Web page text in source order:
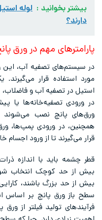
بیشتر بخوانید : لوله
دارند؟
پارامترهای مهم در ورق
در سیستم‌های تصفیه آب، این
مورد استفاده قرار می‌گیرند.
استیل در تصفیه آب و
در ورودی تصفیه‌خانه‌ها یا
ورق‌های پانچ نصب می‌شوند
قرار می‌گیرند تا از ورود اجسام
قطر چشمه باید با اندازه
بیش از حد کوچک انتخاب
بیش از حد بزرگ باشند،
سطح باز ورق پانچ بر اساس
فرآیندهای تولید فیلتر از